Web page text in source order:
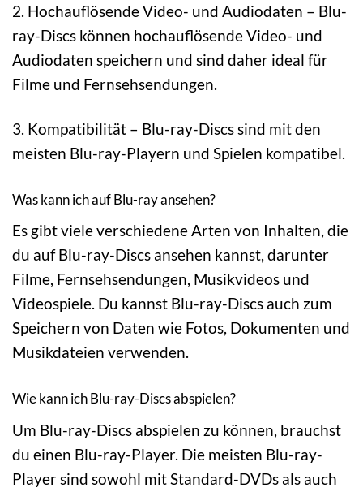
2. Hochauflösende Video- und Audiodaten – Blu-
ray-Discs können hochauflösende Video- und
Audiodaten speichern und sind daher ideal für
Filme und Fernsehsendungen.
3. Kompatibilität – Blu-ray-Discs sind mit den
meisten Blu-ray-Playern und Spielen kompatibel.
Was kann ich auf Blu-ray ansehen?
Es gibt viele verschiedene Arten von Inhalten, die
du auf Blu-ray-Discs ansehen kannst, darunter
Filme, Fernsehsendungen, Musikvideos und
Videospiele. Du kannst Blu-ray-Discs auch zum
Speichern von Daten wie Fotos, Dokumenten und
Musikdateien verwenden.
Wie kann ich Blu-ray-Discs abspielen?
Um Blu-ray-Discs abspielen zu können, brauchst
du einen Blu-ray-Player. Die meisten Blu-ray-
Player sind sowohl mit Standard-DVDs als auch